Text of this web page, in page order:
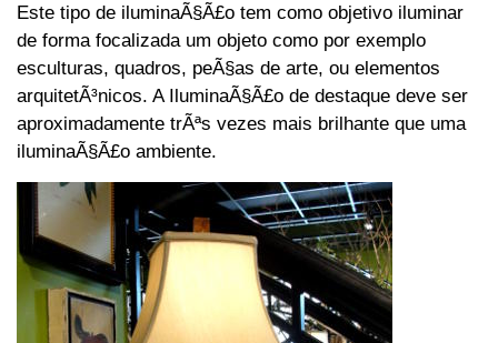
Este tipo de iluminaÃ§Ã£o tem como objetivo iluminar
de forma focalizada um objeto como por exemplo
esculturas, quadros, peÃ§as de arte, ou elementos
arquitetÃ³nicos. A IluminaÃ§Ã£o de destaque deve ser
aproximadamente trÃªs vezes mais brilhante que uma
iluminaÃ§Ã£o ambiente.